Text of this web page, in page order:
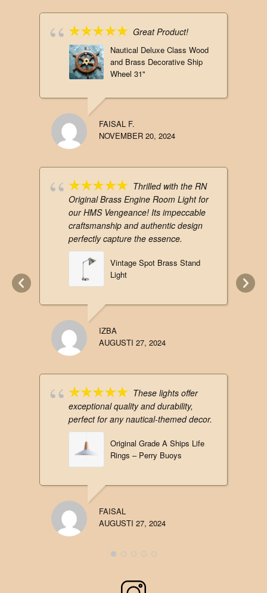
Great Product!
Nautical Deluxe Class Wood
and Brass Decorative Ship
Wheel 31"
FAISAL F.
NOVEMBER 20, 2024
Thrilled with the RN
Original Brass Engine Room Light for
our HMS Vengeance! Its impeccable
craftsmanship and authentic design
perfectly capture the essence.
Vintage Spot Brass Stand
Light
IZBA
AUGUSTI 27, 2024
These lights offer
exceptional quality and durability,
perfect for any nautical-themed decor.
Original Grade A Ships Life
Rings – Perry Buoys
FAISAL
AUGUSTI 27, 2024